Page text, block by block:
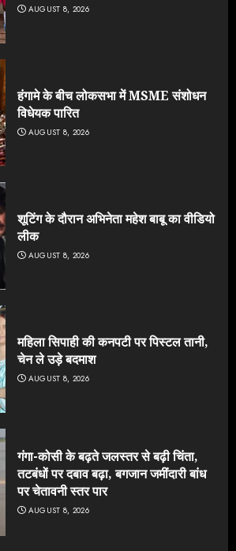
AUGUST 8, 2026
हंगामे के बीच लोकसभा में MSME संशोधन
विधेयक पारित
AUGUST 8, 2026
शूटिंग के दौरान अभिनेता महेश बाबू का वीडियो
लीक
AUGUST 8, 2026
महिला सिपाही की कनपटी पर पिस्टल तानी,
चेन ले उड़े बदमाश
AUGUST 8, 2026
गंगा-कोसी के बढ़ते जलस्तर से बढ़ी चिंता,
तटबंधों पर दबाव बढ़ा, बगजान जमींदारी बांध
पर चेतावनी स्तर पार
AUGUST 8, 2026